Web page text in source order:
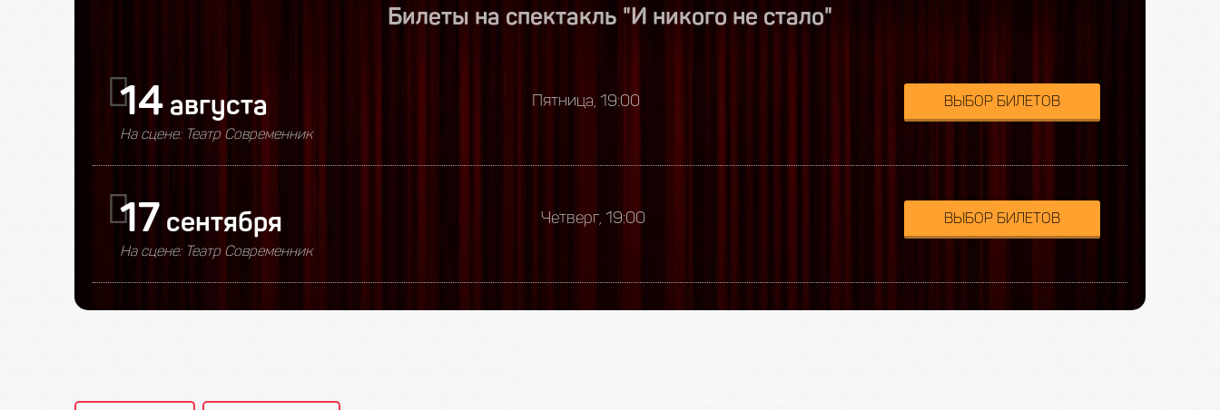
Билеты на спектакль "И никого не стало"
14 августа Пятница, 19:00
ВЫБОР БИЛЕТОВ
На сцене: Театр Современник
17 сентября Четверг, 19:00
ВЫБОР БИЛЕТОВ
На сцене: Театр Современник